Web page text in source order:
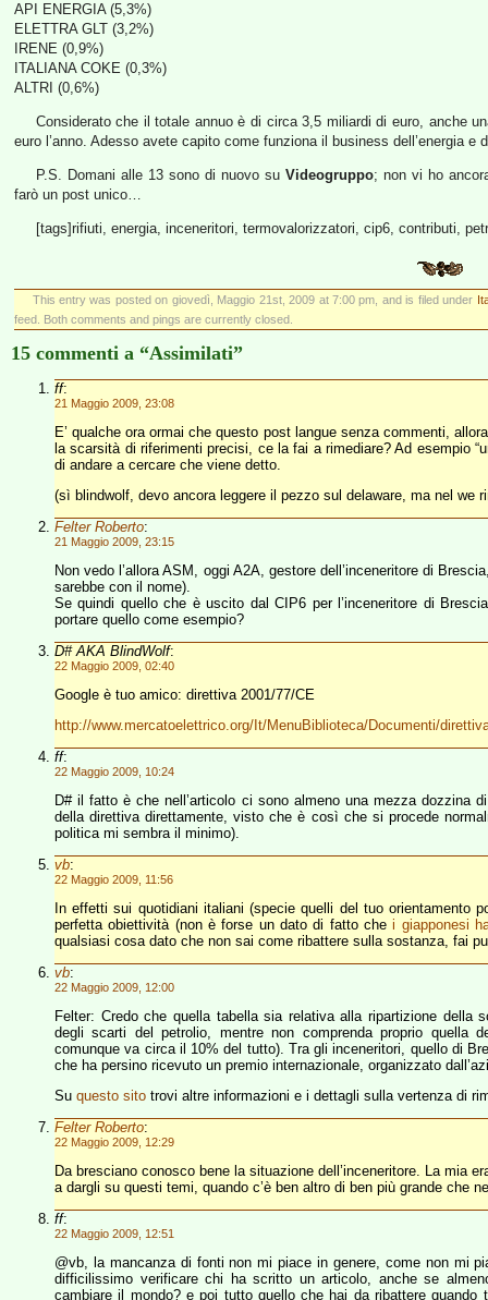
API ENERGIA (5,3%)
ELETTRA GLT (3,2%)
IRENE (0,9%)
ITALIANA COKE (0,3%)
ALTRI (0,6%)
Considerato che il totale annuo è di circa 3,5 miliardi di euro, anche
euro l’anno. Adesso avete capito come funziona il business dell’energia e
P.S. Domani alle 13 sono di nuovo su Videogruppo; non vi ho
farò un post unico…
[tags]rifiuti, energia, inceneritori, termovalorizzatori, cip6, contributi,
This entry was posted on giovedì, Maggio 21st, 2009 at 7:00 pm, and is filed under
feed. Both comments and pings are currently closed.
15 commenti a “Assimilati”
ff:
21 Maggio 2009, 23:08
E’ qualche ora ormai che questo post langue senza commenti,
la scarsità di riferimenti precisi, ce la fai a rimediare? Ad esempio
di andare a cercare che viene detto.
(sì blindwolf, devo ancora leggere il pezzo sul delaware, ma nel we
Felter Roberto:
21 Maggio 2009, 23:15
Non vedo l’allora ASM, oggi A2A, gestore dell’inceneritore di
sarebbe con il nome).
Se quindi quello che è uscito dal CIP6 per l’inceneritore di
portare quello come esempio?
D# AKA BlindWolf:
22 Maggio 2009, 02:40
Google è tuo amico: direttiva 2001/77/CE
http://www.mercatoelettrico.org/It/MenuBiblioteca/Documenti/
ff:
22 Maggio 2009, 10:24
D# il fatto è che nell’articolo ci sono almeno una mezza dozzina
della direttiva direttamente, visto che è così che si procede
politica mi sembra il minimo).
vb:
22 Maggio 2009, 11:56
In effetti sui quotidiani italiani (specie quelli del tuo
perfetta obiettività (non è forse un dato di fatto chei giapponesi
qualsiasi cosa dato che non sai come ribattere sulla sostanza, fai
vb:
22 Maggio 2009, 12:00
Felter: Credo che quella tabella sia relativa alla ripartizione della
degli scarti del petrolio, mentre non comprenda proprio quella
comunque va circa il 10% del tutto). Tra gli inceneritori, quello di
che ha persino ricevuto un premio internazionale, organizzato
Su questo sito trovi altre informazioni e i dettagli sulla vertenza di
Felter Roberto:
22 Maggio 2009, 12:29
Da bresciano conosco bene la situazione dell’inceneritore. La mia
a dargli su questi temi, quando c’è ben altro di ben più grande che
ff:
22 Maggio 2009, 12:51
@vb, la mancanza di fonti non mi piace in genere, come non mi
difficilissimo verificare chi ha scritto un articolo, anche se
cambiare il mondo? e poi tutto quello che hai da ribattere